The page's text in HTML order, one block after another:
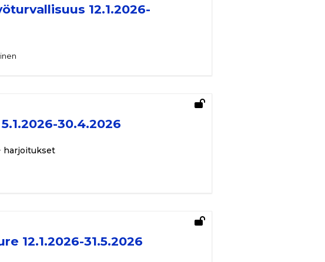
12.1.2026-
30.4.2026
harjoitukset
12.1.2026-31.5.2026